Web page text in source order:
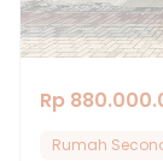
Rp
Rumah